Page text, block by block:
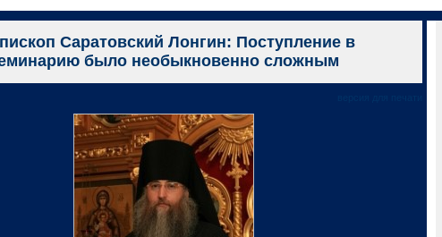
Саратовский Лонгин: Поступление в
было необыкновенно сложным